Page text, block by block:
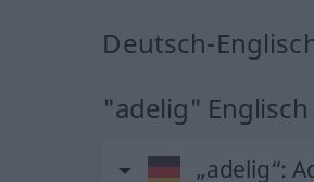
Deutsch-
"adelig"
„adelig“: